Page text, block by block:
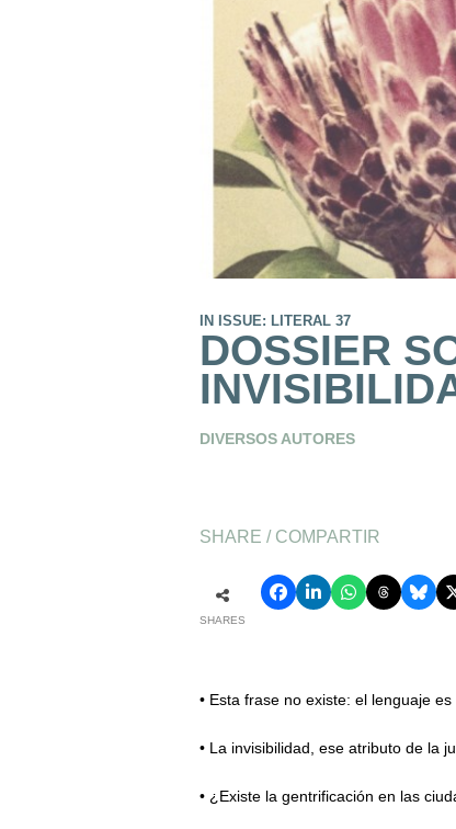
IN ISSUE: LITERAL 37
DOSSIER
DIVERSOS AUTORES
SHARE / COMPARTIR
SHARES
• Esta frase no existe: el lenguaje
• La invisibilidad, ese atributo de la
• ¿Existe la gentrificación en las